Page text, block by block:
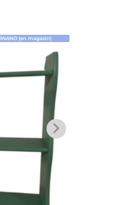
(en magasin)